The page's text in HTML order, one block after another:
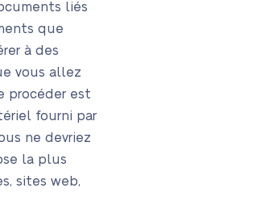
liés
que
à des
vous allez
procéder est
fourni par
ne devriez
la plus
sites web,